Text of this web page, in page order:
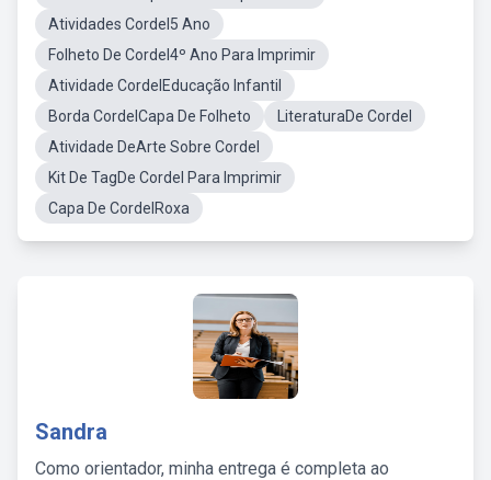
Atividades Cordel5 Ano
Folheto De Cordel4º Ano Para Imprimir
Atividade CordelEducação Infantil
Borda CordelCapa De Folheto
LiteraturaDe Cordel
Atividade DeArte Sobre Cordel
Kit De TagDe Cordel Para Imprimir
Capa De CordelRoxa
Sandra
Como orientador, minha entrega é completa ao